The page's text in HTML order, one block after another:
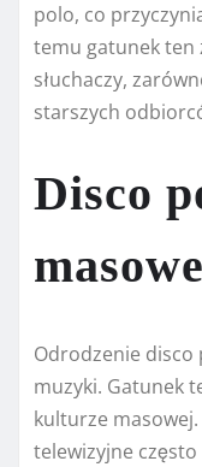
polo, co
temu gatunek ten
słuchaczy,
starszych
Disco
Odrodzenie disco
muzyki. Gatunek
kulturze
telewizyjne